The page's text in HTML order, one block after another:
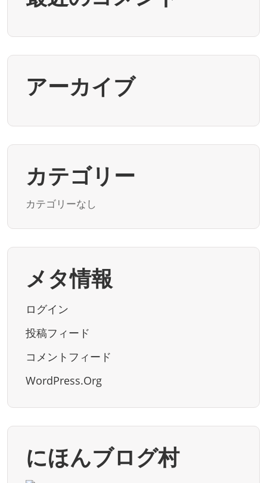
アーカイブ
カテゴリー
カテゴリーなし
メタ情報
ログイン
投稿フィード
コメントフィード
WordPress.org
にほんブログ村